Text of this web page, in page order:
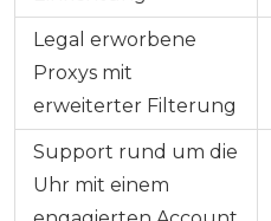
Legal erworbene
Proxys mit
erweiterter Filterung
Support rund um die
Uhr mit einem